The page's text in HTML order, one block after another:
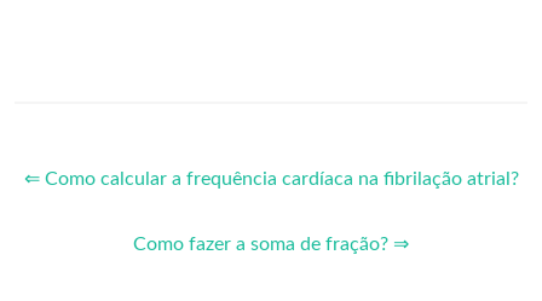
⇐ Como calcular a frequência cardíaca na fibrilação atrial?
Como fazer a soma de fração? ⇒